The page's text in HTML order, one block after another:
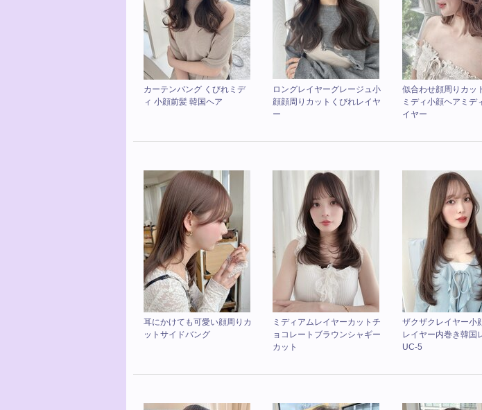
カーテンバング くびれミデ
ィ 小顔前髪 韓国ヘア
ロングレイヤーグレージュ小
顔顔周りカットくびれレイヤ
ー
似合わせ顔周りカッ
ミディ小顔ヘアミデ
イヤー
耳にかけても可愛い顔周りカ
ットサイドバング
ミディアムレイヤーカットチ
ョコレートブラウンシャギー
カット
ザクザクレイヤー小
レイヤー内巻き韓国
UC-5